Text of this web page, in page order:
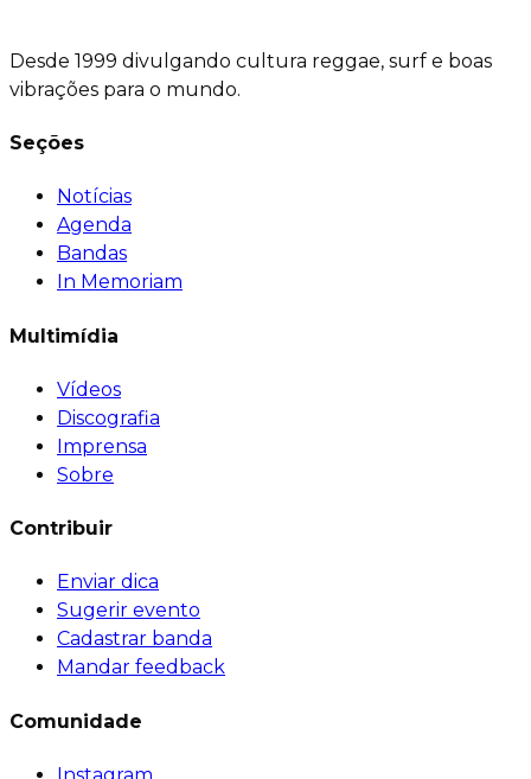
Desde 1999 divulgando cultura reggae, surf e boas
vibrações para o mundo.
Seções
Notícias
Agenda
Bandas
In Memoriam
Multimídia
Vídeos
Discografia
Imprensa
Sobre
Contribuir
Enviar dica
Sugerir evento
Cadastrar banda
Mandar feedback
Comunidade